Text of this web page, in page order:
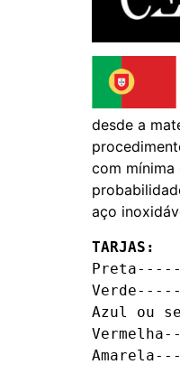
desde a
com
aço
TARJAS:
Azul ou